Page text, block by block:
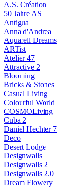
A.S. Création
50 Jahre AS
Antigua
Anna d'Andrea
Aquarell Dreams
ARTist
Atelier 47
Attractive 2
Blooming
Bricks & Stones
Casual Living
Colourful World
COSMOLiving
Cuba 2
Daniel Hechter 7
Deco
Desert Lodge
Designwalls
Designwalls 2
Designwalls 2.0
Dream Flowery